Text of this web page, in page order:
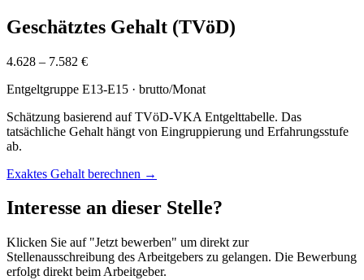
Geschätztes Gehalt (TVöD)
4.628 – 7.582 €
Entgeltgruppe E13-E15 · brutto/Monat
Schätzung basierend auf TVöD-VKA Entgelttabelle. Das
tatsächliche Gehalt hängt von Eingruppierung und Erfahrungsstufe
ab.
Exaktes Gehalt berechnen →
Interesse an dieser Stelle?
Klicken Sie auf "Jetzt bewerben" um direkt zur
Stellenausschreibung des Arbeitgebers zu gelangen. Die Bewerbung
erfolgt direkt beim Arbeitgeber.